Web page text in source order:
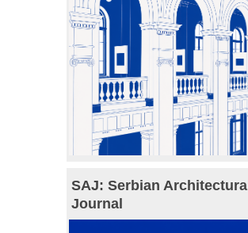
SAJ: Serbian Architectural
Journal